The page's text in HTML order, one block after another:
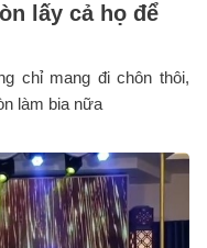
lấy cả họ để
chỉ mang đi chôn thôi,
làm bia nữa